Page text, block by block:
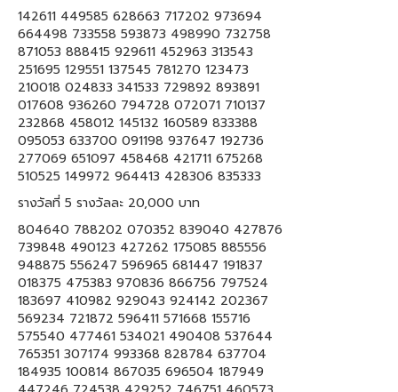
142611 449585 628663 717202 973694
664498 733558 593873 498990 732758
871053 888415 929611 452963 313543
251695 129551 137545 781270 123473
210018 024833 341533 729892 893891
017608 936260 794728 072071 710137
232868 458012 145132 160589 833388
095053 633700 091198 937647 192736
277069 651097 458468 421711 675268
510525 149972 964413 428306 835333
รางวัลที่ 5 รางวัลละ 20,000 บาท
804640 788202 070352 839040 427876
739848 490123 427262 175085 885556
948875 556247 596965 681447 191837
018375 475383 970836 866756 797524
183697 410982 929043 924142 202367
569234 721872 596411 571668 155716
575540 477461 534021 490408 537644
765351 307174 993368 828784 637704
184935 100814 867035 696504 187949